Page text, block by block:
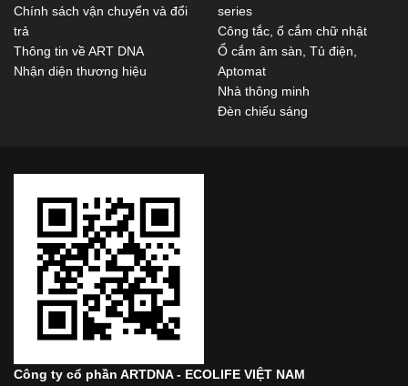
Chính sách vận chuyển và đổi
trả
Thông tin về ART DNA
Nhận diện thương hiệu
series
Công tắc, ổ cắm chữ nhật
Ổ cắm âm sàn, Tủ điện,
Aptomat
Nhà thông minh
Đèn chiếu sáng
Công ty cổ phần ARTDNA - ECOLIFE VIỆT NAM